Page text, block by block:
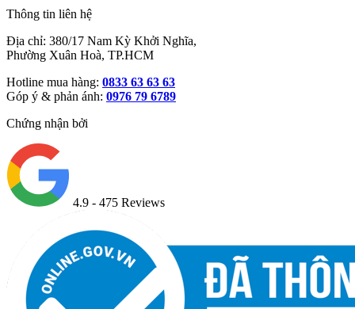
Thông tin liên hệ
Địa chỉ: 380/17 Nam Kỳ Khởi Nghĩa,
Phường Xuân Hoà, TP.HCM
Hotline mua hàng: 0833 63 63 63
Góp ý & phản ánh: 0976 79 6789
Chứng nhận bởi
4.9 - 475 Reviews